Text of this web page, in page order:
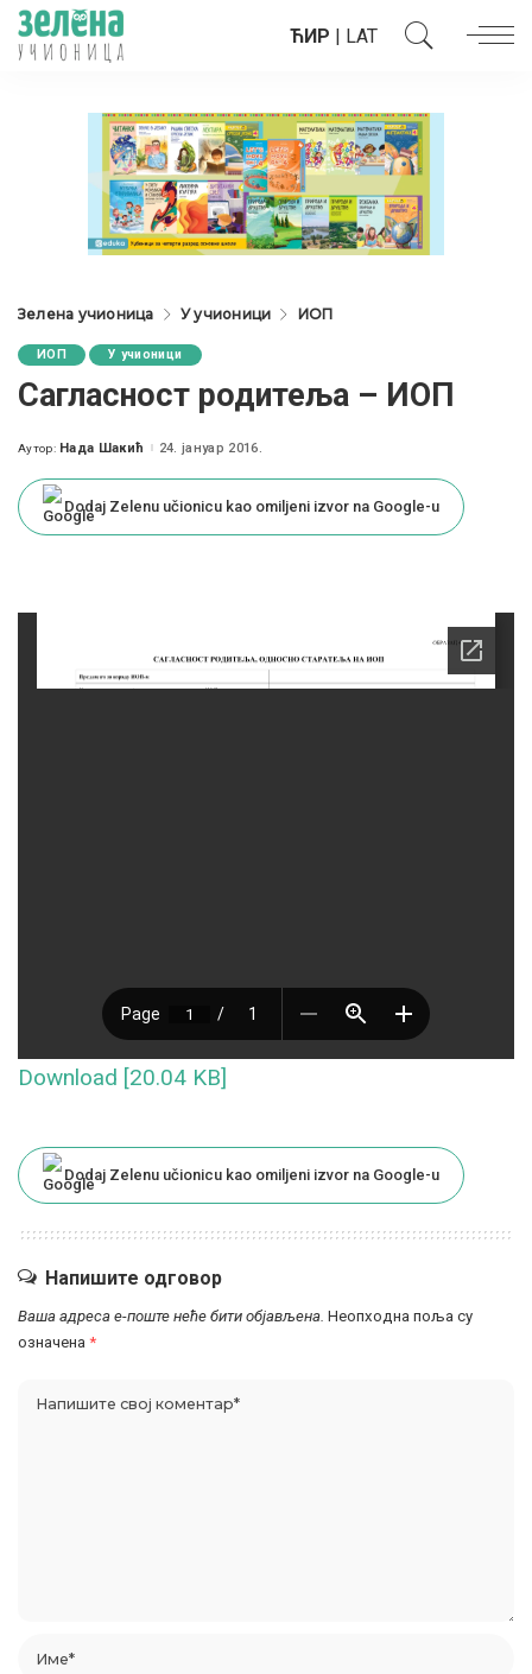
ЋИР | LAT
Зелена учионица У учионици ИОП
ИОП У учионици
Сагласност родитеља – ИОП
Posted
Аутор: Нада Шакић 24. јануар 2016.
Dodaj Zelenu učionicu kao omiljeni izvor na Google-u
Download [20.04 KB]
Dodaj Zelenu učionicu kao omiljeni izvor na Google-u
Напишите одговор
Ваша адреса е-поште неће бити објављена. Неопходна поља су
означена *